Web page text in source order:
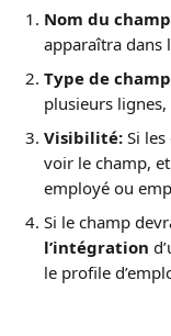
Nom du champ
apparaîtra dans
Type de
plusieurs
Visibilité: Si
voir le champ,
employé ou
Si le champ
l’intégration
le profile